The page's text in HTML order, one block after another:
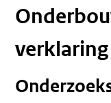
verklaring